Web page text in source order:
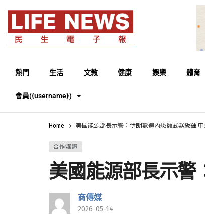
熱門 生活 文教 健康 娛樂 體育
會員({username})
Home 美國能源部長示警：伊朗數週內恐擁武器級鈾 中
合作媒體
美國能源部長示警
商傳媒
2026-05-14